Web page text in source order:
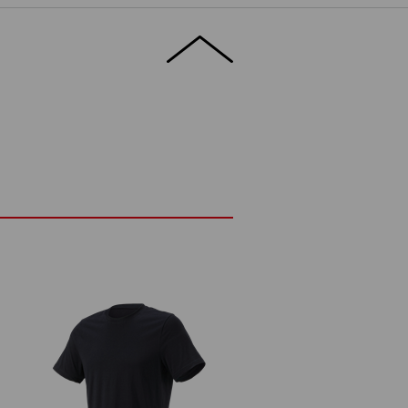
das hochwertige Baumwoll-Shirt
Nicht bleichen
Warm bügeln